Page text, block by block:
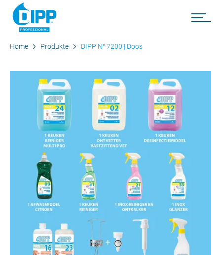
Home Produkte DIPP N° 7200 | Doos